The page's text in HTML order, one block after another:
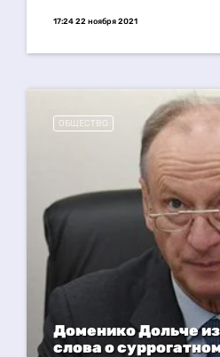
17:24 22 ноября 2021
ОБЩЕСТВО
Доменико Дольче
слова о